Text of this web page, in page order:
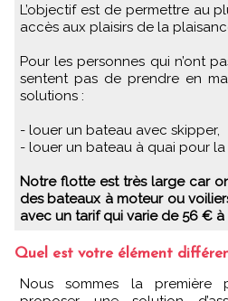
L’objectif est de permettre au
accès aux plaisirs de la
Pour les personnes qui n’ont
sentent pas de prendre en
solutions :
- louer un bateau avec skipper,
- louer un bateau à quai pour la
Notre flotte est très large car
des bateaux à moteur ou
avec un tarif qui varie de 56 €
Quel est votre élément
Nous sommes la première plateforme française à